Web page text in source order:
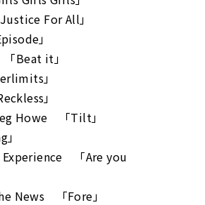
For All」
」
Beat it」
」
」
Howe 「Tilt」
「Are you
News 「Fore」